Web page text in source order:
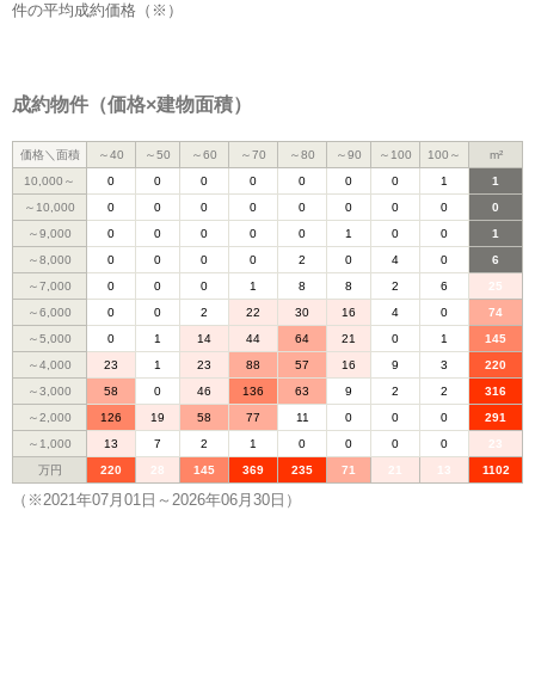
件の平均成約価格（※）
成約物件（価格×建物面積）
価格＼面積 ～40 ～50 ～60 ～70 ～80 ～90 ～100 100～
m²
10,000～
0 0 0 0 0 0 0 1
1
～10,000
0 0 0 0 0 0 0 0
0
～9,000
0 0 0 0 0 1 0 0
1
～8,000
0 0 0 0 2 0 4 0
6
～7,000
0 0 0 1 8 8 2 6
25
～6,000
0 0 2 22 30 16 4 0
74
～5,000
0 1 14 44 64 21 0 1
145
～4,000
23 1 23 88 57 16 9 3
220
～3,000
58 0 46 136 63 9 2 2
316
～2,000
126 19 58 77 11 0 0 0
291
～1,000
13 7 2 1 0 0 0 0
23
万円
220 28 145 369 235 71 21 13 1102
（※2021年07月01日～2026年06月30日）